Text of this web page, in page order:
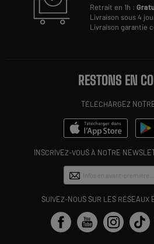
Retrait en 1h :
Livraison sous 4
Livraison garantie
RESTONS EN
TÉLÉCHARGEZ
INSCRIVEZ-VOUS À NOTRE
SUIVEZ-NOUS SUR LES RÉSEAUX